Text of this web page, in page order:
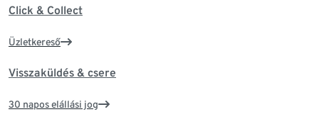
Click & Collect
Üzletkereső
Visszaküldés & csere
30 napos elállási jog